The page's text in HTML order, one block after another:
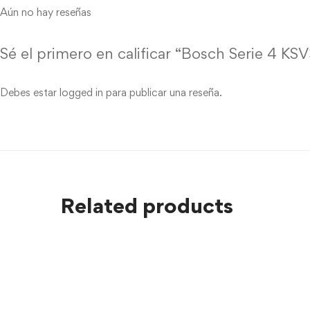
Aún no hay reseñas
Sé el primero en calificar “Bosch Serie 4
Debes estar logged in para publicar una reseña.
Related products